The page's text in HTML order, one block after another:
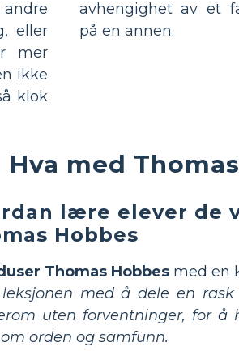
eller
mer
ikke
klok
avhengighet av et
på en annen.
Hva med
lære elever de
Hobbes
Thomas Hobbes med en
med å dele en
uten forventninger, for å
orden og samfunn.